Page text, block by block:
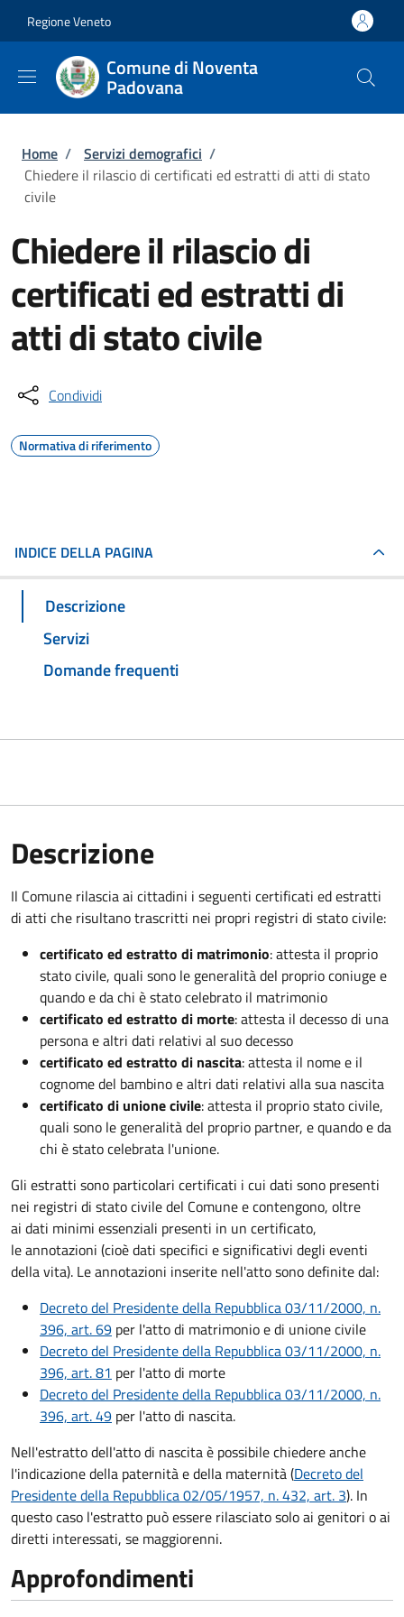
Regione Veneto
Comune di Noventa
Padovana
Briciole di pane
Home / Servizi demografici /
Chiedere il rilascio di certificati ed estratti di atti di stato
civile
Chiedere il rilascio di
certificati ed estratti di
atti di stato civile
Condividi
Normativa di riferimento
INDICE DELLA PAGINA
Descrizione
Servizi
Domande frequenti
Descrizione
Il Comune rilascia ai cittadini i seguenti certificati ed estratti
di atti che risultano trascritti nei propri registri di stato civile:
certificato ed estratto di matrimonio: attesta il proprio
stato civile, quali sono le generalità del proprio coniuge e
quando e da chi è stato celebrato il matrimonio
certificato ed estratto di morte: attesta il decesso di una
persona e altri dati relativi al suo decesso
certificato ed estratto di nascita: attesta il nome e il
cognome del bambino e altri dati relativi alla sua nascita
certificato di unione civile: attesta il proprio stato civile,
quali sono le generalità del proprio partner, e quando e da
chi è stato celebrata l'unione.
Gli estratti sono particolari certificati i cui dati sono presenti
nei registri di stato civile del Comune e contengono, oltre
ai dati minimi essenziali presenti in un certificato,
le annotazioni (cioè dati specifici e significativi degli eventi
della vita). Le annotazioni inserite nell'atto sono definite dal:
Decreto del Presidente della Repubblica 03/11/2000, n.
396, art. 69 per l'atto di matrimonio e di unione civile
Decreto del Presidente della Repubblica 03/11/2000, n.
396, art. 81 per l'atto di morte
Decreto del Presidente della Repubblica 03/11/2000, n.
396, art. 49 per l'atto di nascita.
Nell'estratto dell'atto di nascita è possibile chiedere anche
l'indicazione della paternità e della maternità (Decreto del
Presidente della Repubblica 02/05/1957, n. 432, art. 3). In
questo caso l'estratto può essere rilasciato solo ai genitori o ai
diretti interessati, se maggiorenni.
Approfondimenti